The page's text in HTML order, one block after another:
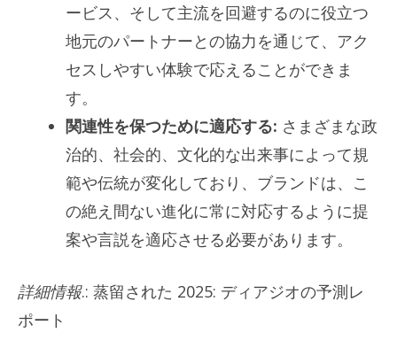
ービス、そして主流を回避するのに役立つ
地元のパートナーとの協力を通じて、アク
セスしやすい体験で応えることができま
す。
関連性を保つために適応する: さまざまな政
治的、社会的、文化的な出来事によって規
範や伝統が変化しており、ブランドは、こ
の絶え間ない進化に常に対応するように提
案や言説を適応させる必要があります。
詳細情報.: 蒸留された 2025: ディアジオの予測レ
ポート